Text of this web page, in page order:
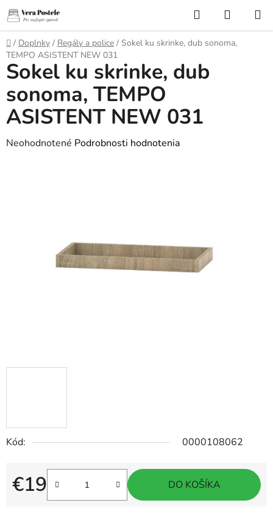
Prejsť
na
obsah
Hľadať
KOŠÍK
Domov
/ Doplnky / Regály a police / Sokel ku skrinke, dub sonoma,
TEMPO ASISTENT NEW 031
Kód: 0000108062
€19
Jednotková cena:
DO KOŠÍKA
Sokel ku skrinke, dub
sonoma, TEMPO
ASISTENT NEW 031
Priemerné
Neohodnotené Podrobnosti hodnotenia